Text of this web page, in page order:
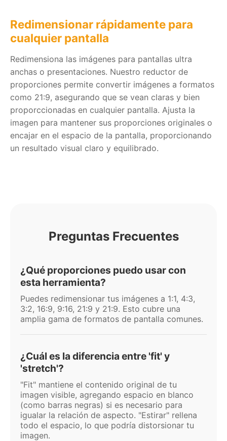
Redimensionar rápidamente para
cualquier pantalla
Redimensiona las imágenes para pantallas ultra
anchas o presentaciones. Nuestro reductor de
proporciones permite convertir imágenes a formatos
como 21:9, asegurando que se vean claras y bien
proporccionadas en cualquier pantalla. Ajusta la
imagen para mantener sus proporciones originales o
encajar en el espacio de la pantalla, proporcionando
un resultado visual claro y equilibrado.
Preguntas Frecuentes
¿Qué proporciones puedo usar con
esta herramienta?
Puedes redimensionar tus imágenes a 1:1, 4:3,
3:2, 16:9, 9:16, 21:9 y 21:9. Esto cubre una
amplia gama de formatos de pantalla comunes.
¿Cuál es la diferencia entre 'fit' y
'stretch'?
"Fit" mantiene el contenido original de tu
imagen visible, agregando espacio en blanco
(como barras negras) si es necesario para
igualar la relación de aspecto. "Estirar" rellena
todo el espacio, lo que podría distorsionar tu
imagen.